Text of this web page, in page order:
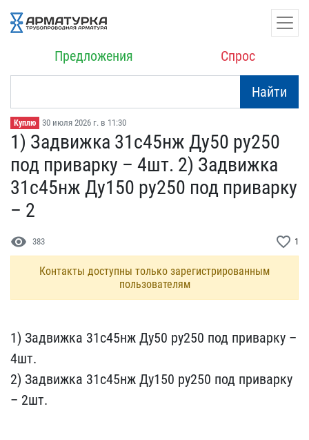
Предложения Спрос
Найти
Куплю 30 июля 2026 г. в 11:30
1) Задвижка 31с45нж Ду50​ ру250
под приварку – 4​шт. 2) Задвижка
31с45нж ​Ду150 ру250 под приварку​
– 2
visibility 383 favorite_border 1
Контакты доступны только зарегистрированным
пользователям
1) Задвижка 31с45нж Ду50​ ру250 под приварку –
4​шт.
2) Задвижка 31с45нж ​Ду150 ру250 под приварку​
– 2шт.